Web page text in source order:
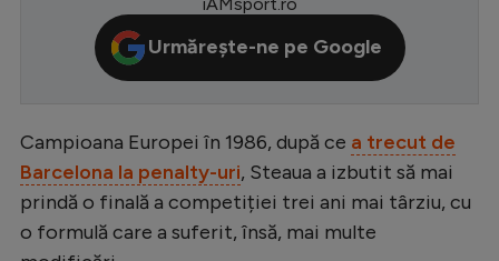
Premier League
LaLiga
Bundesliga
Ligue 1
Campionate
Urmărește-ne pe Google
Campioana Europei în 1986, după ce a trecut de
Barcelona la penalty-uri, Steaua a izbutit să mai
prindă o finală a competiției trei ani mai târziu, cu
o formulă care a suferit, însă, mai multe